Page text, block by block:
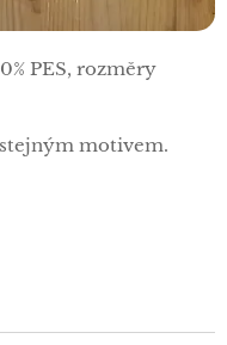
PES, rozměry
motivem.